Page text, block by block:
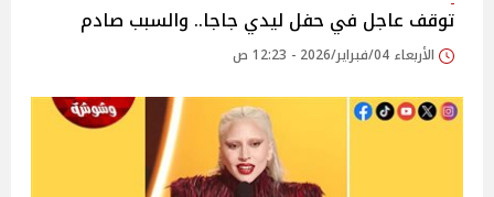
توقف عاجل في حفل ليدي جاجا.. والسبب صادم
الأربعاء 04/فبراير/2026 - 12:23 ص